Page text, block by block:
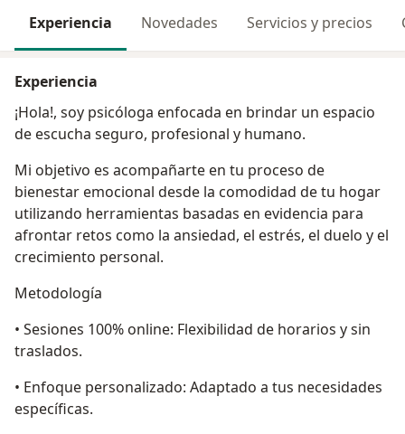
Experiencia Novedades Servicios y precios
Experiencia
¡Hola!, soy psicóloga enfocada en brindar un espacio
de escucha seguro, profesional y humano.
Mi objetivo es acompañarte en tu proceso de
bienestar emocional desde la comodidad de tu hogar
utilizando herramientas basadas en evidencia para
afrontar retos como la ansiedad, el estrés, el duelo y el
crecimiento personal.
Metodología
• Sesiones 100% online: Flexibilidad de horarios y sin
traslados.
• Enfoque personalizado: Adaptado a tus necesidades
específicas.